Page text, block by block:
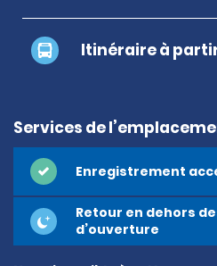
Itinéraire à
Services de
Enregistrement
Retour en dehors
d’ouverture